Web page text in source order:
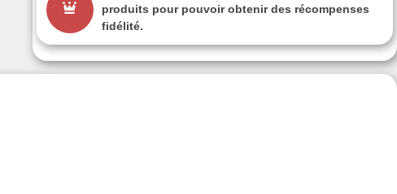
produits pour pouvoir obtenir des récompenses
fidélité.